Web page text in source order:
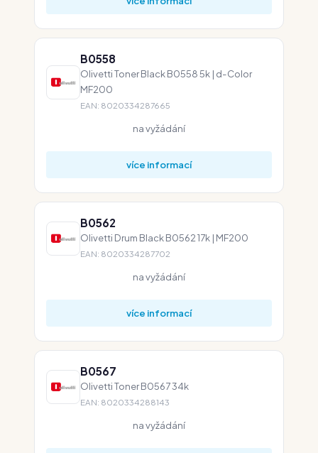
B0558
Olivetti Toner Black B0558 5k | d-Color
MF200
EAN: 8020334287665
na vyžádání
více informací
B0562
Olivetti Drum Black B0562 17k | MF200
EAN: 8020334287702
na vyžádání
více informací
B0567
Olivetti Toner B0567 34k
EAN: 8020334288143
na vyžádání